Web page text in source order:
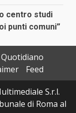
centro studi
punti comuni”
Feed
S.r.l.
di Roma al